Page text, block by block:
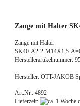
Zange mit Halter
Zange mit Halter
SK40-A2-2-M14X1,5-
Herstellerartikelnummer:
Hersteller: OTT-JAKOB
Art.Nr.: 4892
Lieferzeit: